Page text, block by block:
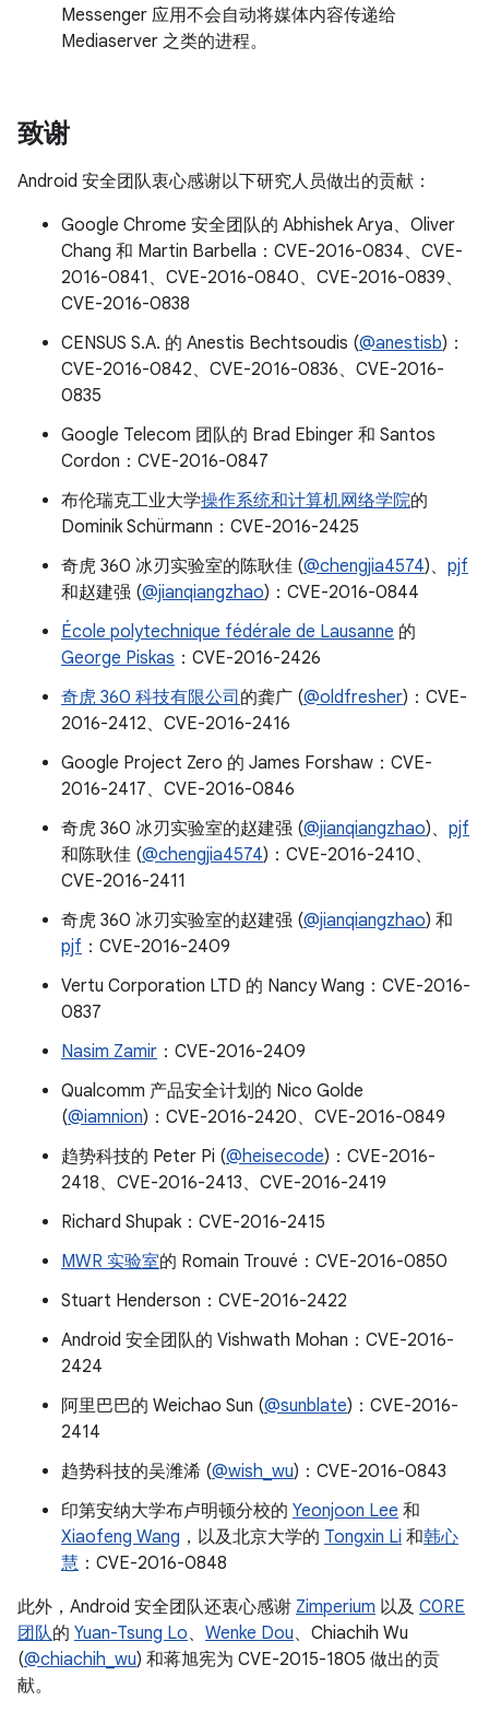
Messenger 应用不会自动将媒体内容传递给
Mediaserver 之类的进程。
致谢
Android 安全团队衷心感谢以下研究人员做出的贡献：
Google Chrome 安全团队的 Abhishek Arya、Oliver
Chang 和 Martin Barbella：CVE-2016-0834、CVE-
2016-0841、CVE-2016-0840、CVE-2016-0839、
CVE-2016-0838
CENSUS S.A. 的 Anestis Bechtsoudis (@anestisb)：
CVE-2016-0842、CVE-2016-0836、CVE-2016-
0835
Google Telecom 团队的 Brad Ebinger 和 Santos
Cordon：CVE-2016-0847
布伦瑞克工业大学操作系统和计算机网络学院的
Dominik Schürmann：CVE-2016-2425
奇虎 360 冰刃实验室的陈耿佳 (@chengjia4574)、 pjf
和赵建强 (@jianqiangzhao)：CVE-2016-0844
École polytechnique fédérale de Lausanne 的
George Piskas ：CVE-2016-2426
奇虎 360 科技有限公司 的龚广 (@oldfresher)：CVE-
2016-2412、CVE-2016-2416
Google Project Zero 的 James Forshaw：CVE-
2016-2417、CVE-2016-0846
奇虎 360 冰刃实验室的赵建强 (@jianqiangzhao)、 pjf
和陈耿佳 (@chengjia4574)：CVE-2016-2410、
CVE-2016-2411
奇虎 360 冰刃实验室的赵建强 (@jianqiangzhao) 和
pjf ：CVE-2016-2409
Vertu Corporation LTD 的 Nancy Wang：CVE-2016-
0837
Nasim Zamir ：CVE-2016-2409
Qualcomm 产品安全计划的 Nico Golde
(@iamnion)：CVE-2016-2420、CVE-2016-0849
趋势科技的 Peter Pi (@heisecode)：CVE-2016-
2418、CVE-2016-2413、CVE-2016-2419
Richard Shupak：CVE-2016-2415
MWR 实验室的 Romain Trouvé：CVE-2016-0850
Stuart Henderson：CVE-2016-2422
Android 安全团队的 Vishwath Mohan：CVE-2016-
2424
阿里巴巴的 Weichao Sun (@sunblate)：CVE-2016-
2414
趋势科技的吴潍浠 (@wish_wu)：CVE-2016-0843
印第安纳大学布卢明顿分校的 Yeonjoon Lee 和
Xiaofeng Wang ，以及北京大学的 Tongxin Li 和韩心
慧 ：CVE-2016-0848
此外，Android 安全团队还衷心感谢 Zimperium 以及 C0RE
团队的 Yuan-Tsung Lo、 Wenke Dou、Chiachih Wu
(@chiachih_wu) 和蒋旭宪为 CVE-2015-1805 做出的贡
献。